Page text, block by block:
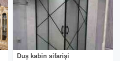
Duş kabin sifarişi